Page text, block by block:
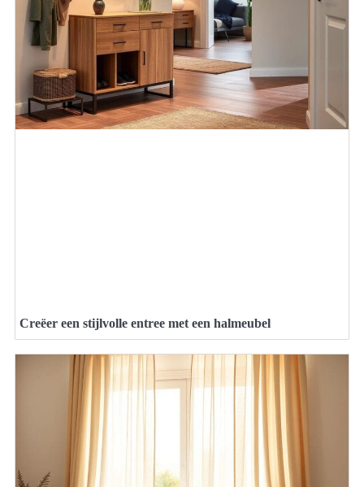
Creëer een stijlvolle entree met een halmeubel